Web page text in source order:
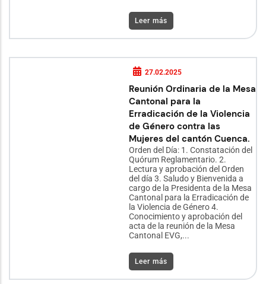
Leer más
27.02.2025
Reunión Ordinaria de la Mesa
Cantonal para la
Erradicación de la Violencia
de Género contra las
Mujeres del cantón Cuenca.
Orden del Día: 1. Constatación del
Quórum Reglamentario. 2.
Lectura y aprobación del Orden
del día 3. Saludo y Bienvenida a
cargo de la Presidenta de la Mesa
Cantonal para la Erradicación de
la Violencia de Género 4.
Conocimiento y aprobación del
acta de la reunión de la Mesa
Cantonal EVG,...
Leer más